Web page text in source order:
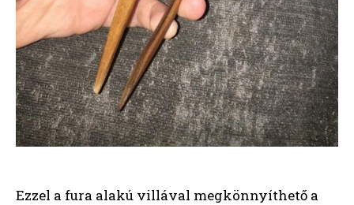
Ezzel a fura alakú villával megkönnyíthető a